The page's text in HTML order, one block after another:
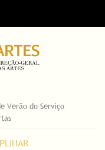
Verão do Serviço